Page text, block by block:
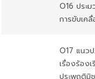
O16 ประ
การขับเค
O17 แนว
เรื่องร้อง
ประพฤติมิ